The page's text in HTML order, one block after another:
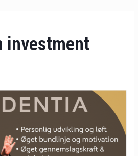
investment